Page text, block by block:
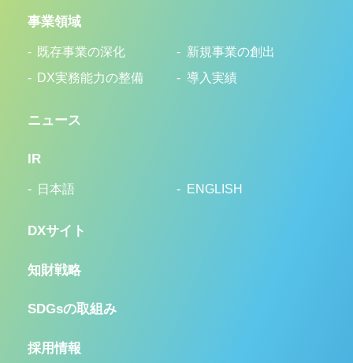
事業領域
既存事業の深化
新規事業の創出
DX実務能力の整備
導入実績
ニュース
IR
日本語 ENGLISH
DXサイト
知財戦略
SDGsの取組み
採用情報